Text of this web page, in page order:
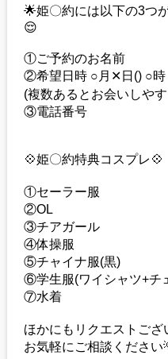
🌟姫〇約には以下の3つ
😌
①ご予約のお名前
②希望日時 ○月✕日() ○時
(複数あるとお会いしや
③電話番号
💠姫〇約特典コスプレ💠
①セーラー服
②OL
③チアガール
④体操服
⑤チャイナ服(黒)
⑥学生服(ワイシャツ+チ
⑦水着
ほかにもリクエストござ
お気軽にご相談ください